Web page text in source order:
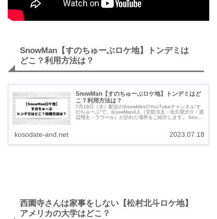
SnowMan【すのちゅーぶロケ地】トンデミは
どこ？利用方法は？
SnowMan【すのちゅーぶロケ地】トンデミはど
こ？利用方法は？
7月19日（水）配信のSnowManのYouTubeチャンネル“す
のちゅーぶ”で、SnowMan4人（宮舘涼太・佐久間大介・渡
辺翔太・ラウール）が訪れた場所をご紹介します。 Snow
kosodate-and.net 2023.07.18
西園寺さんは家事をしない【松村北斗ロケ地】
アメリカの大学はどこ？